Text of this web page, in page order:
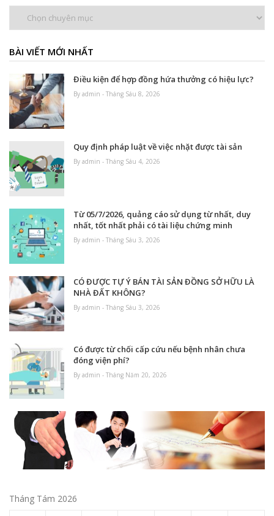
BÀI VIẾT MỚI NHẤT
Điều kiện để hợp đồng hứa thưởng có hiệu lực?
By admin - Tháng Sáu 8, 2026
Quy định pháp luật về việc nhặt được tài sản
By admin - Tháng Sáu 4, 2026
Từ 05/7/2026, quảng cáo sử dụng từ nhất, duy
nhất, tốt nhất phải có tài liệu chứng minh
By admin - Tháng Sáu 3, 2026
CÓ ĐƯỢC TỰ Ý BÁN TÀI SẢN ĐỒNG SỞ HỮU LÀ
NHÀ ĐẤT KHÔNG?
By admin - Tháng Sáu 3, 2026
Có được từ chối cấp cứu nếu bệnh nhân chưa
đóng viện phí?
By admin - Tháng Năm 20, 2026
Tháng Tám 2026